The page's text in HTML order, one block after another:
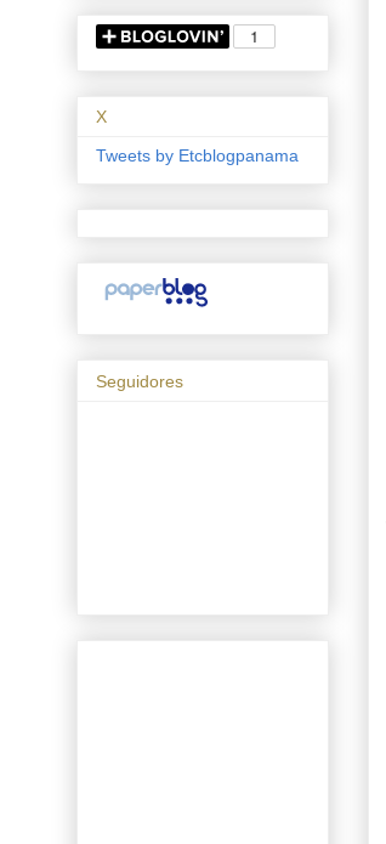
X
Tweets by Etcblogpanama
Seguidores